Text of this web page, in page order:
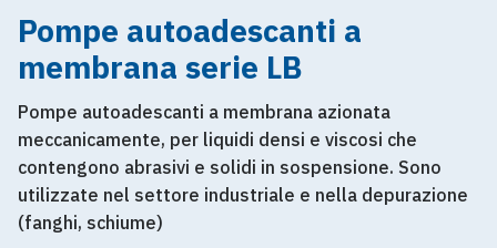
Pompe autoadescanti a
membrana serie LB
Pompe autoadescanti a membrana azionata
meccanicamente, per liquidi densi e viscosi che
contengono abrasivi e solidi in sospensione. Sono
utilizzate nel settore industriale e nella depurazione
(fanghi, schiume)